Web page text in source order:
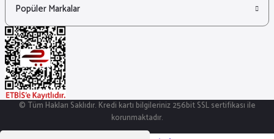
Popüler Markalar
© Tüm Hakları Saklıdır. Kredi kartı bilgileriniz 256bit SSL sertifikası ile
korunmaktadır.